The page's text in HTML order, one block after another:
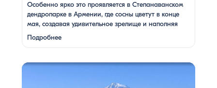
Особенно ярко это проявляется в Степанаванском
дендропарке в Армении, где сосны цветут в конце
мая, создавая удивительное зрелище и наполняя
воздух целебными веществами.
дендропарк: жемчужина Лорийской области
«Сочут» (в …
Подробнее
Одна из туристок, вдохновившись поездкой с Barev
через кадры и музыку атмосферу нашей страны. В этом